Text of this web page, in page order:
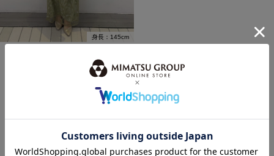
身長：145cm
MORE
HOT KEYWORD